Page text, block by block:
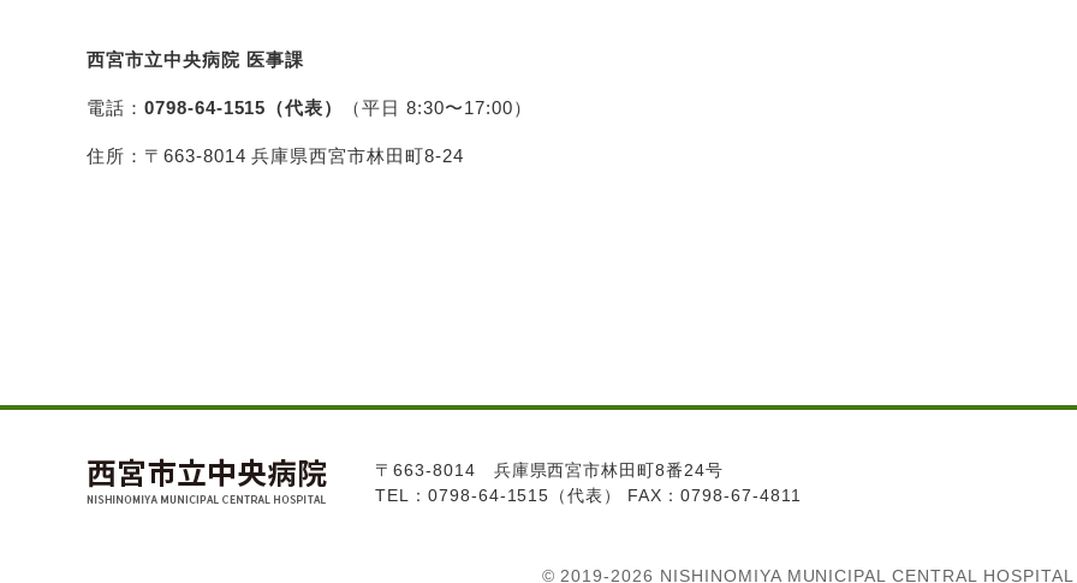
西宮市立中央病院 医事課
電話： 0798-64-1515（代表） （平日 8:30〜17:00）
住所：〒663-8014 兵庫県西宮市林田町8-24
〒663-8014 兵庫県西宮市林田町8番24号
TEL： 0798-64-1515 （代表） FAX：0798-67-4811
© 2019‐2026 NISHINOMIYA MUNICIPAL CENTRAL HOSPITAL